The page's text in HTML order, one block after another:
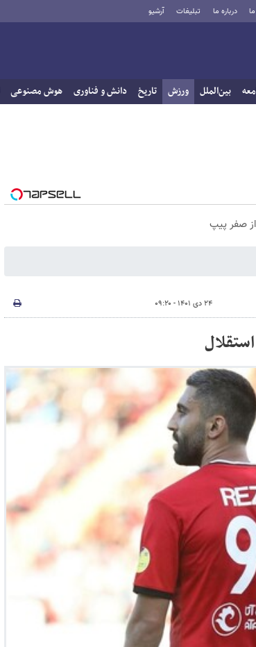
درباره ما تبلیغات آرشیو
بین‌الملل ورزش تاریخ دانش و فناوری هوش مصنوعی
۲۴ دی ۱۴۰۱ - ۰۹:۲۰